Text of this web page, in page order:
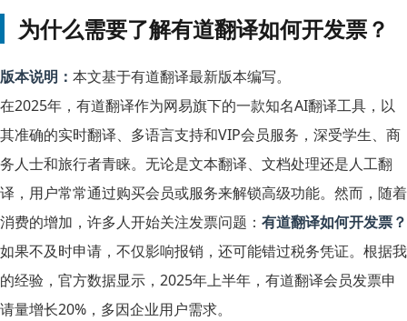
为什么需要了解有道翻译如何开发票？
版本说明： 本文基于有道翻译最新版本编写。
在2025年，有道翻译作为网易旗下的一款知名AI翻译工具，以
其准确的实时翻译、多语言支持和VIP会员服务，深受学生、商
务人士和旅行者青睐。无论是文本翻译、文档处理还是人工翻
译，用户常常通过购买会员或服务来解锁高级功能。然而，随着
消费的增加，许多人开始关注发票问题： 有道翻译如何开发票？
如果不及时申请，不仅影响报销，还可能错过税务凭证。根据我
的经验，官方数据显示，2025年上半年，有道翻译会员发票申
请量增长20%，多因企业用户需求。